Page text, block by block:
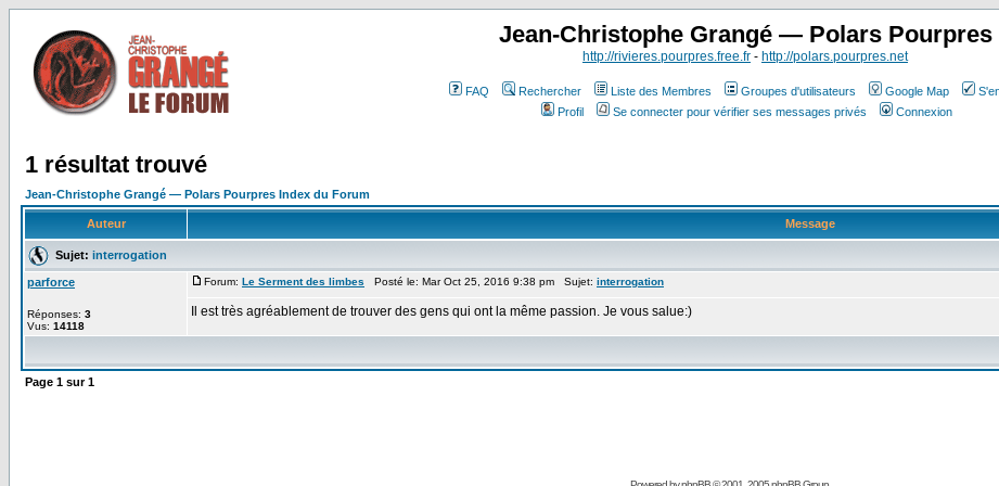
Jean-Christophe Grangé — Polars Pourpres
http://rivieres.pourpres.free.fr - http://polars.pourpres.net
FAQ Rechercher Liste des Membres Groupes d'utilisateurs Google Map
Profil
Se connecter pour vérifier ses messages privés Connexion
1 résultat trouvé
Jean-Christophe Grangé — Polars Pourpres Index du Forum
Auteur Message
Sujet: interrogation
parforce
Réponses: 3
Vus: 14118
Forum: Le Serment des limbes Posté le: Mar Oct 25, 2016 9:38 pm Sujet: interrogation
Il est très agréablement de trouver des gens qui ont la même passion. Je vous salue:)
Page 1 sur1